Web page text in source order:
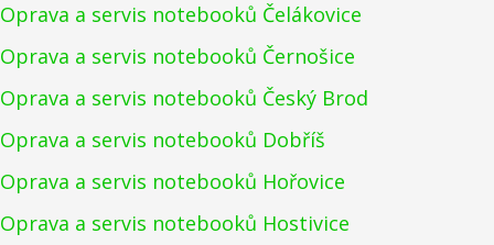
Oprava a servis notebooků Čelákovice
Oprava a servis notebooků Černošice
Oprava a servis notebooků Český Brod
Oprava a servis notebooků Dobříš
Oprava a servis notebooků Hořovice
Oprava a servis notebooků Hostivice